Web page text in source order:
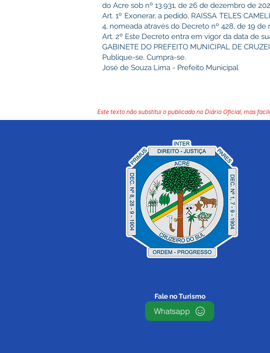
do Acre sob nº 13.931, de 26 de dezembro de
Art. 1º Exonerar, a pedido, RAISSA TELES
4, nomeada através do Decreto nº 428, de 19 de
Art. 2º Este Decreto entra em vigor da data de
GABINETE DO PREFEITO MUNICIPAL DE
Publique-se. Cumpra-se.
José de Souza Lima - Prefeito Municipal
Este texto não substitui o publicado no Diário Oficial, mas
Fale no Turismo
Whatsapp